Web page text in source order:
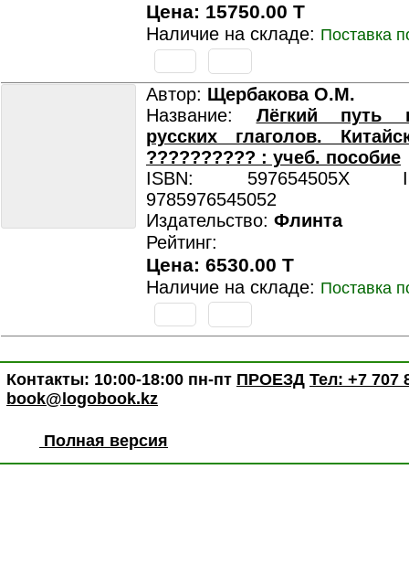
Цена: 15750.00 T
Наличие на складе: Поставка
Автор: Щербакова О.М.
Название: Лёгкий путь
русских глаголов.
?????????? : учеб. пособие
ISBN: 597654505X
9785976545052
Издательство: Флинта
Рейтинг:
Цена: 6530.00 T
Наличие на складе: Поставка
Контакты: 10:00-18:00 пн-пт ПРОЕЗД Тел: +7 707
book@logobook.kz
Полная версия